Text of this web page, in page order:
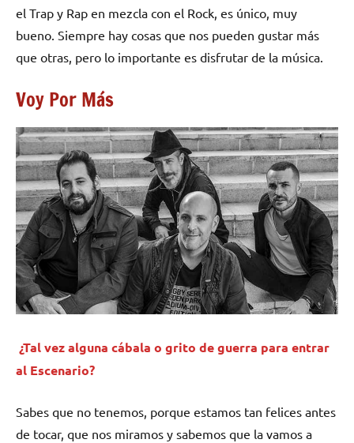
el Trap y Rap en mezcla con el Rock, es único, muy
bueno. Siempre hay cosas que nos pueden gustar más
que otras, pero lo importante es disfrutar de la música.
Voy Por Más
¿Tal vez alguna cábala o grito de guerra para entrar
al Escenario?
Sabes que no tenemos, porque estamos tan felices antes
de tocar, que nos miramos y sabemos que la vamos a